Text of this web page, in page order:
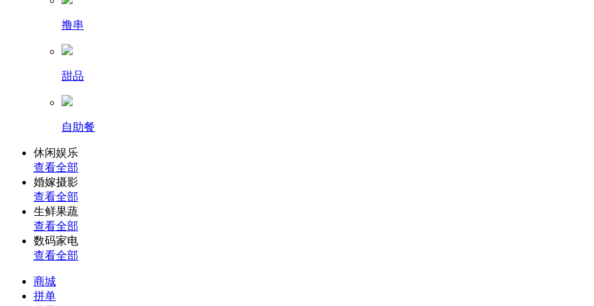
撸串
甜品
自助餐
休闲娱乐
查看全部
婚嫁摄影
查看全部
生鲜果蔬
查看全部
数码家电
查看全部
商城
拼单